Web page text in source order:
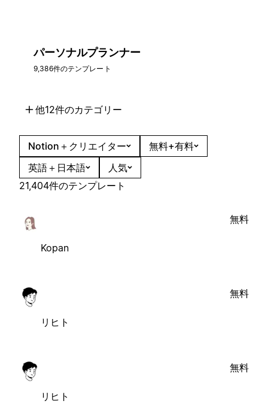
パーソナルプランナー
9,386件のテンプレート
他12件のカテゴリー
Notion＋クリエイター
無料+有料
英語＋日本語
人気
21,404件のテンプレート
Kopan
無料
リヒト
無料
リヒト
無料